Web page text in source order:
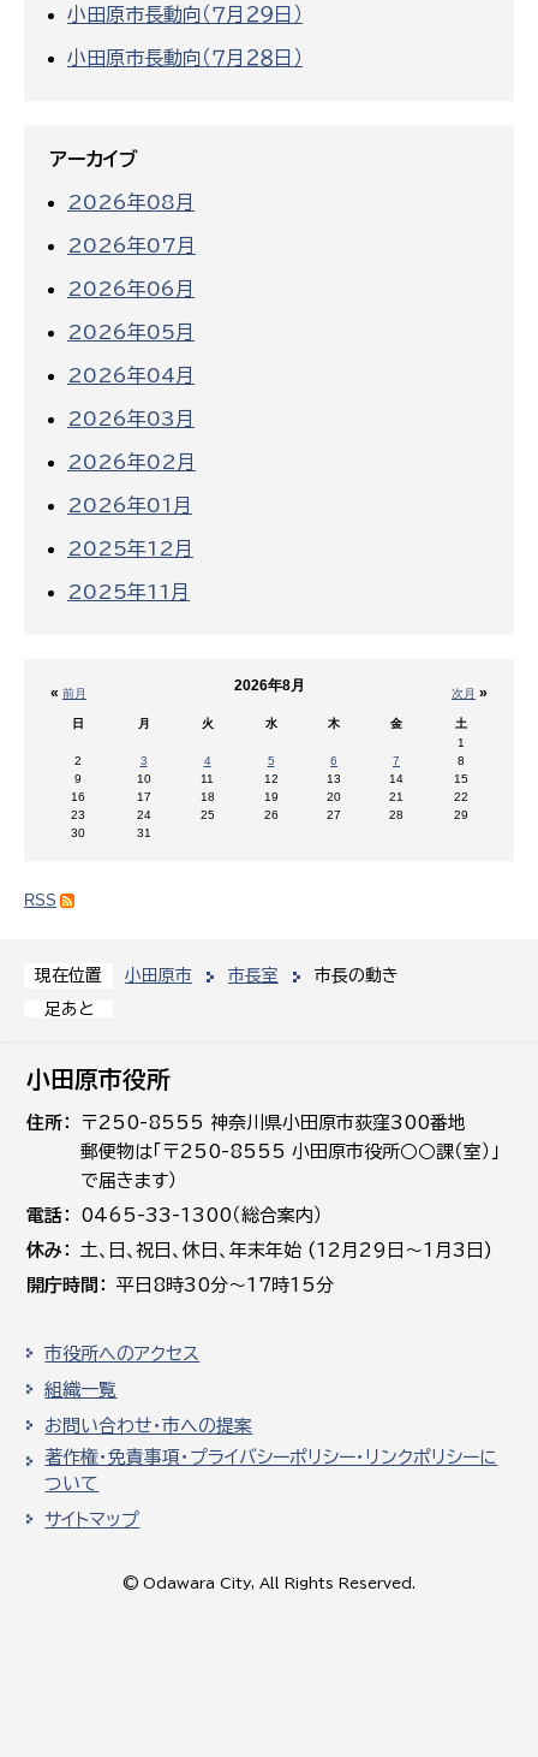
現在位置 小田原市 市長室
市長の動き
足あと
小田原市長動向（７月２９日）
小田原市長動向（７月２８日）
アーカイブ
2026年08月
2026年07月
2026年06月
2026年05月
2026年04月
2026年03月
2026年02月
2026年01月
2025年12月
2025年11月
« 前月 次月 »
2026年8月
日 月 火 水 木 金
土
1
2
3 4 5 6 7
8
9
10 11 12 13 14
15
16
17 18 19 20 21
22
23
24 25 26 27 28
29
30
31
RSS
小田原市役所
住所
〒250-8555 神奈川県小田原市荻窪300番地
郵便物は「〒250-8555 小田原市役所○○課（室）」
で届きます）
電話
0465-33-1300（総合案内）
休み
土､日､祝日、休日、年末年始 (12月29日～1月3日)
開庁時間
平日8時30分～17時15分
市役所へのアクセス
組織一覧
お問い合わせ・市への提案
著作権・免責事項・プライバシーポリシー・リンクポリシーに
ついて
サイトマップ
© Odawara City, All Rights Reserved.